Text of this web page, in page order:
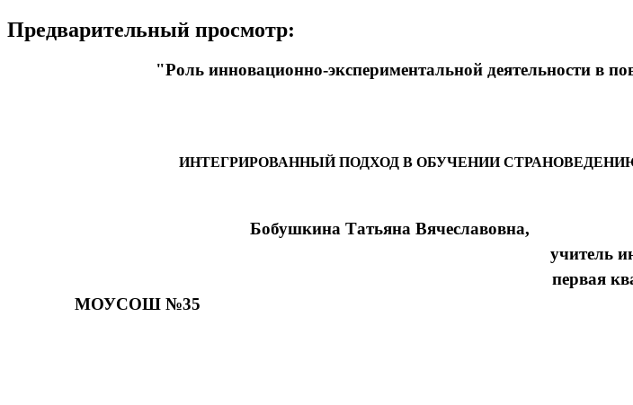
Предварительный просмотр:
"Роль инновационно-экспериментальной деятельности в
ИНТЕГРИРОВАННЫЙ ПОДХОД В ОБУЧЕНИИ
Бобушкина Татьяна Вячеславовна,
учитель
первая
МОУСОШ №35